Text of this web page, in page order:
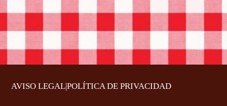
AVISO LEGAL|POLÍTICA DE PRIVACIDAD